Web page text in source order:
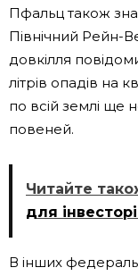
Пфальц також
Північний Рейн-
довкілля
літрів опадів на
по всій землі ще
повеней.
Читайте
для
В інших